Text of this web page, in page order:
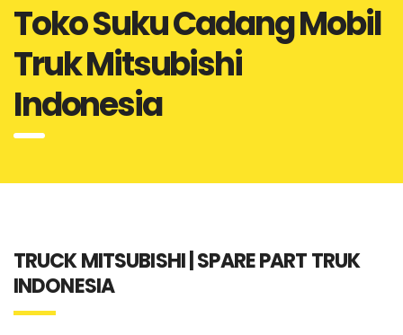
Toko Suku Cadang Mobil
Truk Mitsubishi
Indonesia
TRUCK MITSUBISHI | SPARE PART TRUK
INDONESIA